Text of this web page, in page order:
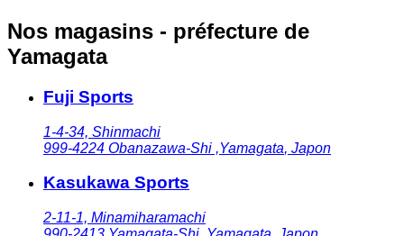
Nos magasins - préfecture de
Yamagata
Fuji Sports
1-4-34, Shinmachi
999-4224 Obanazawa-Shi ,Yamagata, Japon
Kasukawa Sports
2-11-1, Minamiharamachi